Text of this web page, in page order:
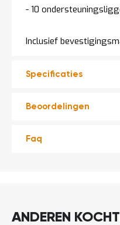
- 10
Inclusief
Specificaties
Beoordelingen
Faq
ANDEREN